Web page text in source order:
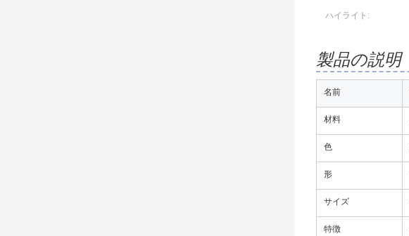
ハイライト:
製品の説明
名前
材料
色
形
サイズ
特徴